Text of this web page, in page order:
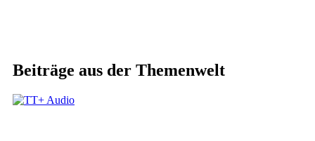
Beiträge aus der Themenwelt